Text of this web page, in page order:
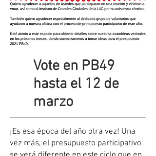
Vote en PB49
hasta el 12 de
marzo
¡Es esa época del año otra vez! Una
vez más, el presupuesto participativo